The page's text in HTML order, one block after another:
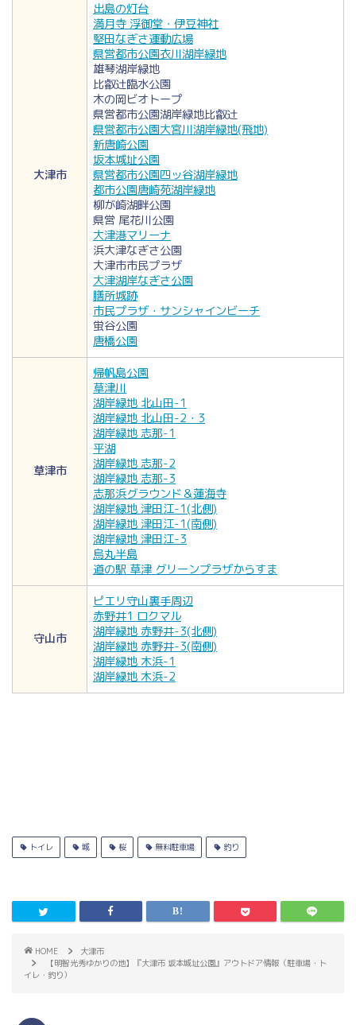
大津市
出島の灯台
満月寺 浮御堂・伊豆神社
堅田なぎさ運動広場
県営都市公園衣川湖岸緑地
雄琴湖岸緑地
比叡辻臨水公園
木の岡ビオトープ
県営都市公園湖岸緑地比叡辻
県営都市公園大宮川湖岸緑地(飛地)
新唐崎公園
坂本城址公園
県営都市公園四ッ谷湖岸緑地
都市公園唐崎苑湖岸緑地
柳が崎湖畔公園
県営 尾花川公園
大津港マリーナ
浜大津なぎさ公園
大津市市民プラザ
大津湖岸なぎさ公園
膳所城跡
市民プラザ・サンシャインビーチ
蛍谷公園
唐橋公園
草津市
帰帆島公園
草津川
湖岸緑地 北山田-1
湖岸緑地 北山田-2・3
湖岸緑地 志那-1
平湖
湖岸緑地 志那-2
湖岸緑地 志那-3
志那浜グラウンド＆蓮海寺
湖岸緑地 津田江-1(北側)
湖岸緑地 津田江-1(南側)
湖岸緑地 津田江-3
烏丸半島
道の駅 草津 グリーンプラザからすま
守山市
ピエリ守山裏手周辺
赤野井1 ロクマル
湖岸緑地 赤野井-3(北側)
湖岸緑地 赤野井-3(南側)
湖岸緑地 木浜-1
湖岸緑地 木浜-2
トイレ 城 桜 無料駐車場 釣り
HOME
大津市
【明智光秀ゆかりの地】『大津市 坂本城址公園』アウトドア情報（駐車場・ト
イレ・釣り）